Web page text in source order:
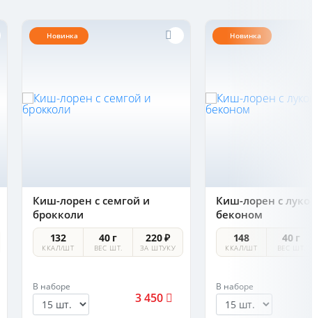
Новинка
Киш-лорен с семгой и
брокколи
132
ККАЛ/ШТ
40 г
ВЕС ШТ.
220 ₽
ЗА ШТУКУ
В наборе
3 450
Новинка
Киш-лорен с луком-
беконом
148
ККАЛ/ШТ
40 г
ВЕС ШТ.
В наборе